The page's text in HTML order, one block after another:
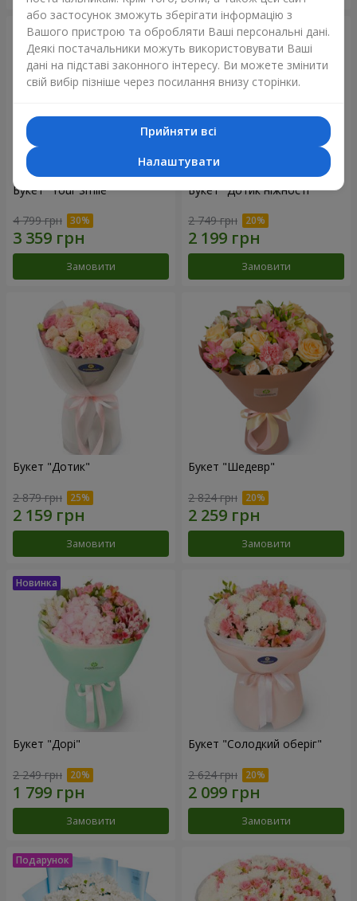
Букет "Your Smile"
4 799 грн
Замовити
Букет "Дотик ніжності"
2 749 грн
Замовити
Букет "Дотик"
2 879 грн
Замовити
Букет "Шедевр"
2 824 грн
Замовити
Букет "Дорі"
2 249 грн
Замовити
Букет "Солодкий оберіг"
2 624 грн
Замовити
або застосунок зможуть зберігати інформацію з
Вашого пристрою та обробляти Ваші персональні дані.
Деякі постачальники можуть використовувати Ваші
дані на підставі законного інтересу. Ви можете змінити
свій вибір пізніше через посилання внизу сторінки.
Прийняти всі
Налаштувати